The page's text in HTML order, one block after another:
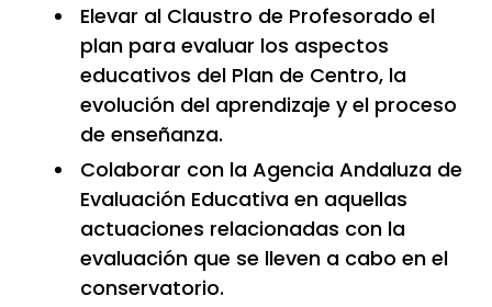
Elevar al Claustro de Profesorado el
plan para evaluar los aspectos
educativos del Plan de Centro, la
evolución del aprendizaje y el proceso
de enseñanza.
Colaborar con la Agencia Andaluza de
Evaluación Educativa en aquellas
actuaciones relacionadas con la
evaluación que se lleven a cabo en el
conservatorio.